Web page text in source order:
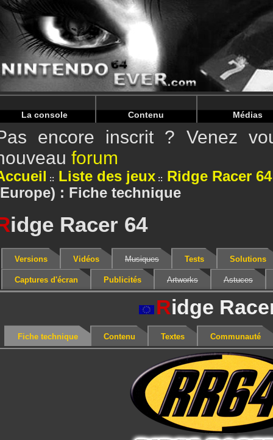
Warning: Undefined array key "HTTP_REFERER" in /
Warning: Undefined array key "HTTP_REFERER" in /
La console Contenu Médias
encore inscrit ? Venez
forum
Liste des jeux
Ridge Racer 64
: Fiche technique
idge Racer 64
Versions Vidéos Musiques Tests Solutions
Captures d'écran Publicités Artworks Astuces
Ridge
Fiche technique Contenu Textes Communauté